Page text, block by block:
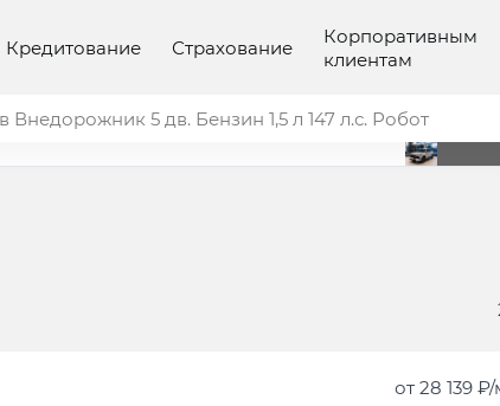
Кредитование Страхование
Корпоративным
клиентам
Внедорожник 5 дв. Бензин 1,5 л 147 л.с. Робот
от 28 139